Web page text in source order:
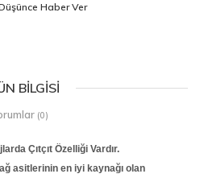
Haber Ver
BILGISI
(0)
Çıtçıt Özelliği Vardır.
asitlerinin en iyi kaynağı olan